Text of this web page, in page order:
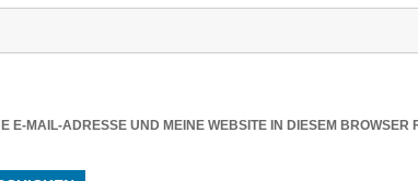
E-MAIL-ADRESSE UND MEINE WEBSITE IN DIESEM